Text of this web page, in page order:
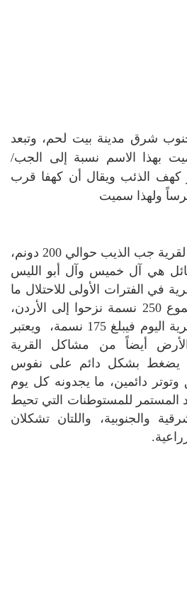
شرق مدينة بيت لحم، وتبعد
15كم، سميت بهذا الاسم نسبة إلى الجب/
كهف الذئب ويقال أن كهفا قرب
ولهذا سميت
وتبلغ المساحة التقريبية لقرية جب الذيب حوالي 200 دونم،
هي آل خميس وآل أبو الليس
في الفترات الأولى للاحتلال ما
يقرب من 44عائلة بمجموع 250 نسمة نزحوا إلى الأردن،
اما عدد السكان في القرية اليوم فيبلغ 175 نسمة، ويعتبر
الأرض أيضاً من مشاكل القرية
يضغط بشكل دائم على نفوس
وتوتر دائمين، ما يجدونه كل يوم
المستمر للمستوطنات التي تحيط
والجنوبية، واللتان تشكلان